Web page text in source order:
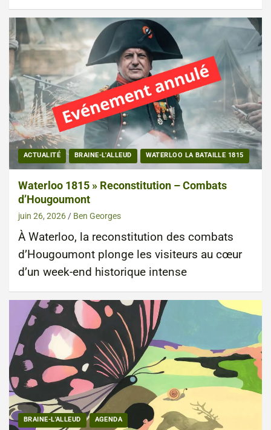
ACTUALITÉ BRAINE-L'ALLEUD WATERLOO LA BATAILLE 1815
Waterloo 1815 » Reconstitution – Combats
d’Hougoumont
juin 26, 2026 Ben Georges
À Waterloo, la reconstitution des combats
d’Hougoumont plonge les visiteurs au cœur
d’un week-end historique intense
BRAINE-L'ALLEUD AGENDA